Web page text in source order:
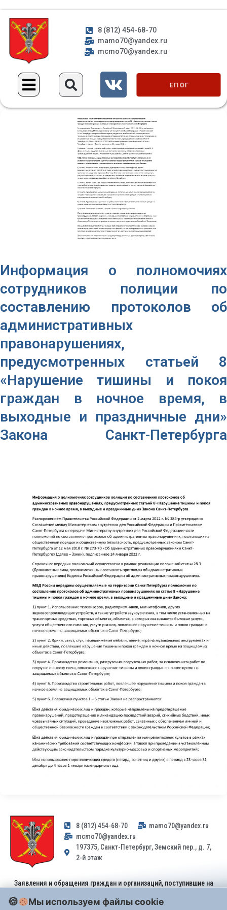
8 (812) 454-68-70
mamo70@yandex.ru
mcmo70@yandex.ru
ЕП ОГ
Информация о полномочиях
сотрудников полиции по
составлению протоколов об
административных
правонарушениях,
предусмотренных статьей 8
«Нарушение тишины и покоя
граждан в ночное время, в
выходные и праздничные дни»
Закона Санкт-Петербурга
8 (812) 454-68-70
mamo70@yandex.ru
mcmo70@yandex.ru
197375, Санкт-Петербург, Земский пер., д. 7,
2-й этаж
Заявления и обращения граждан и организаций, поступившие на
Федерального закона от 02.05.2006 № 59-ФЗ. Обращения
Мы используем файлы cookie